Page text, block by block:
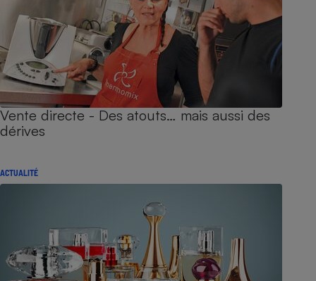
Vente directe - Des atouts… mais aussi des
dérives
ACTUALITÉ